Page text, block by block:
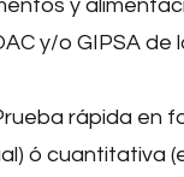
y
y/o GIPSA de
rápida en
ó cuantitativa